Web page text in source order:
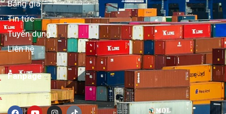
Bảng giá
Tin tức
Tuyển dụng
Liên hệ
Fanpage